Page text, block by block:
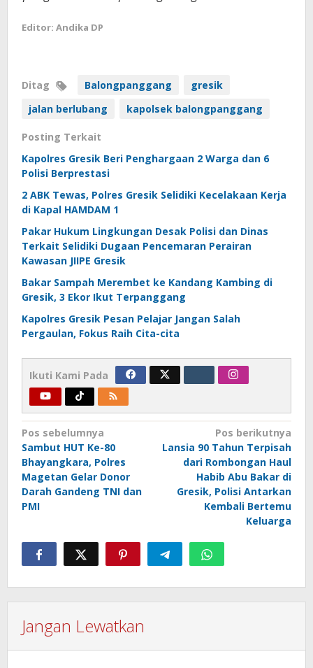
Editor: Andika DP
Ditag Balongpanggang
gresik
jalan berlubang
kapolsek balongpanggang
Posting Terkait
Kapolres Gresik Beri Penghargaan 2 Warga dan 6
Polisi Berprestasi
2 ABK Tewas, Polres Gresik Selidiki Kecelakaan Kerja
di Kapal HAMDAM 1
Pakar Hukum Lingkungan Desak Polisi dan Dinas
Terkait Selidiki Dugaan Pencemaran Perairan
Kawasan JIIPE Gresik
Bakar Sampah Merembet ke Kandang Kambing di
Gresik, 3 Ekor Ikut Terpanggang
Kapolres Gresik Pesan Pelajar Jangan Salah
Pergaulan, Fokus Raih Cita-cita
Ikuti Kami Pada
Navigasi
pos
Pos sebelumnya
Sambut HUT Ke-80
Bhayangkara, Polres
Magetan Gelar Donor
Darah Gandeng TNI dan
PMI
Pos berikutnya
Lansia 90 Tahun Terpisah
dari Rombongan Haul
Habib Abu Bakar di
Gresik, Polisi Antarkan
Kembali Bertemu
Keluarga
Jangan Lewatkan